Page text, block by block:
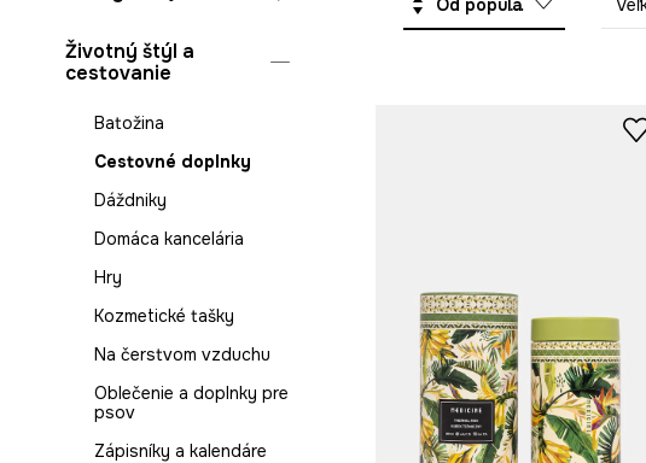
Vankúše a návleky do
spálne
obývačky
Organizéry na šperky
Skladovanie v obývačke
Vankúše a návleky do
obývačky
Vône
Koberce
Hrnčeky a šálky
Jedálenská súprava
Príslušenstvo
Skladovanie v kuchyni
Termofľaše a hrnčeky
Textil
Životný štýl a
cestovanie
Batožina
Cestovné doplnky
Dáždniky
Domáca kancelária
Hry
Kozmetické tašky
Na čerstvom vzduchu
Oblečenie a doplnky pre
psov
Zápisníky a kalendáre
Od populárnych